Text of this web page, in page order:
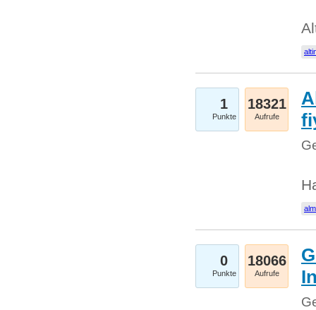
1
Punkte
18321
Aufrufe
0
Punkte
18066
Aufrufe